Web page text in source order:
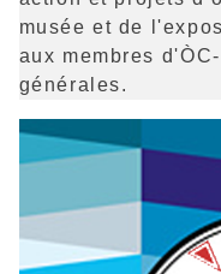
musée et de
aux membres
générales.